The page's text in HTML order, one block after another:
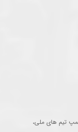
تیم های ملی،